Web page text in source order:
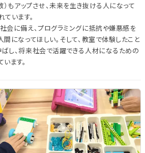
）もアップさせ、未来を生き抜ける人になって
います。
会に備え、プログラミングに抵抗や嫌悪感を
になってほしい。そして、教室で体験したこと
し、将来社会で活躍できる人材になるための
ます。